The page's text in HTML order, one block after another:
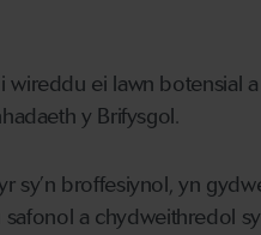
ei lawn botensial
y Brifysgol.
broffesiynol, yn
a chydweithredol